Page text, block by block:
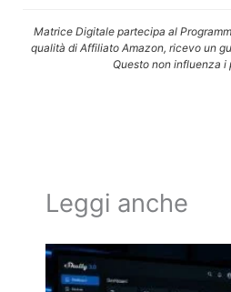
Matrice Digitale partecipa al
qualità di Affiliato Amazon, ricevo un
Questo non influenza i
Leggi anche